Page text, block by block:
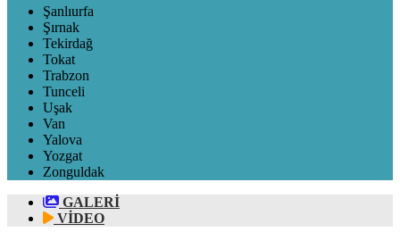
Şanlıurfa
Şırnak
Tekirdağ
Tokat
Trabzon
Tunceli
Uşak
Van
Yalova
Yozgat
Zonguldak
GALERİ
VİDEO